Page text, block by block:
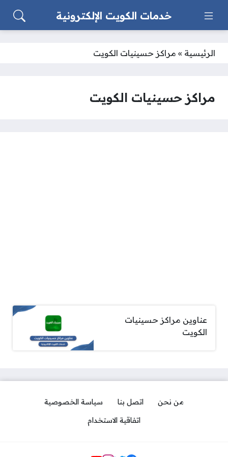
خدمات الكويت الإلكترونية
الرئيسية » مراكز حسينيات الكويت
مراكز حسينيات الكويت
عناوين مراكز حسينيات
الكويت
من نحن اتصل بنا
سياسة الخصوصية
اتفاقية الاستخدام